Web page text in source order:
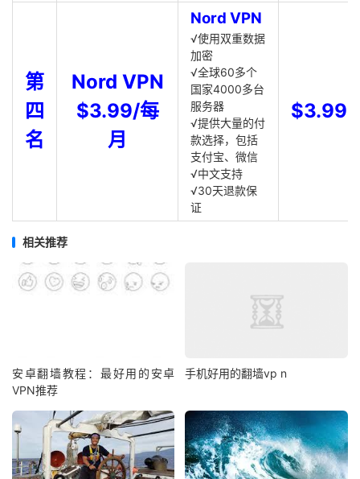
第
四
名
Nord VPN
$3.99/每
月
Nord VPN
√使用双重数据
加密
√全球60多个
国家4000多台
服务器
√提供大量的付
款选择，包括
支付宝、微信
√中文支持
√30天退款保
证
$3.99
相关推荐
安卓翻墙教程：最好用的安卓
VPN推荐
手机好用的翻墙vp n